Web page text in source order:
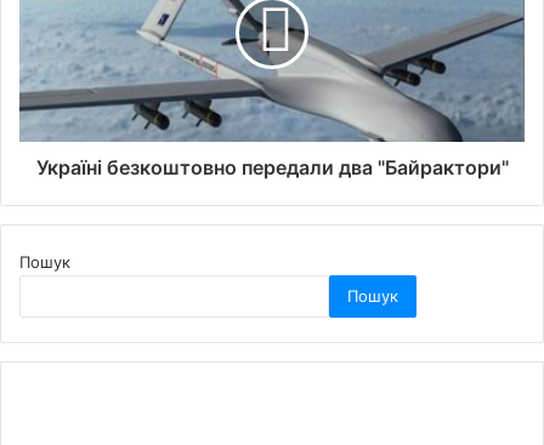
Україні безкоштовно передали два "Байрактори"
Пошук
Пошук